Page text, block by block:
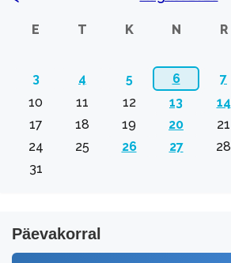
E T K N R
3
4 5 6 7
10
11 12 13 14
17
18 19 20 21
24
25 26 27 28
31
Päevakorral